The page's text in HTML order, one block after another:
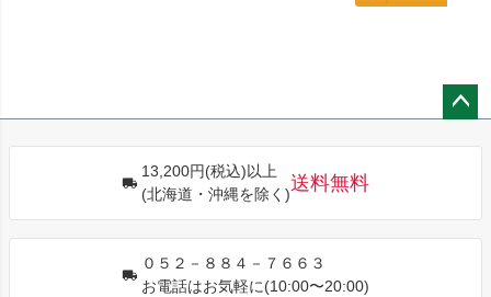
13,200円(税込)以上
(北海道・沖縄を除く)
送料無料
０５２－８８４－７６６３
お電話はお気軽に(10:00〜20:00)